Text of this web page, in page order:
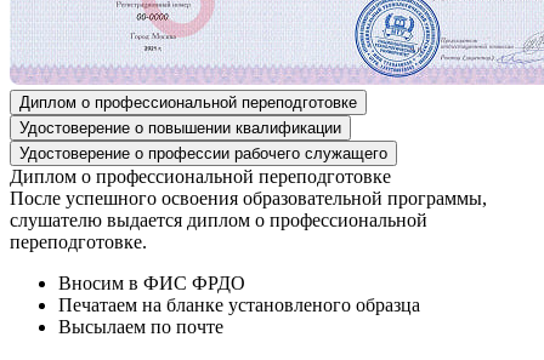
Диплом о профессиональной переподготовке
Удостоверение о повышении квалификации
Удостоверение о профессии рабочего служащего
Диплом о профессиональной переподготовке
После успешного освоения образовательной программы,
слушателю выдается диплом о профессиональной
переподготовке.
Вносим в ФИС ФРДО
Печатаем на бланке установленого образца
Высылаем по почте